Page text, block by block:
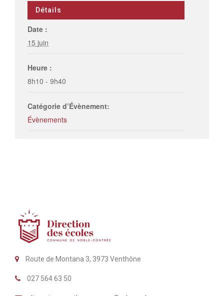
Détails
Date :
15 juin
Heure :
8h10 - 9h40
Catégorie d’Évènement:
Évènements
Route de Montana 3, 3973 Venthône
027 564 63 50